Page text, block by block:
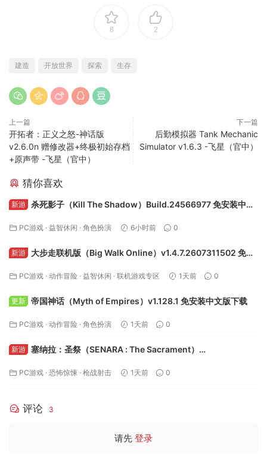
8 2
建造 开放世界 探索 生存
上一篇
开拓者：正义之怒-神话版
v2.6.0n 赠修改器+终极初始存档
+原声带 -飞星（官中）
下一篇
后勤模拟器 Tank Mechanic
Simulator v1.6.3 -飞星（官中）
猜你喜欢
新游 杀死影子（Kill The Shadow）Build.24566977 免安装中文
PC游戏 · 益智休闲 · 角色扮演 6小时前 0
新游
大步走联机版（Big Walk Online）v1.4.7.2607311502 免安
PC游戏 · 动作冒险 · 益智休闲 · 联机游戏专区 1天前 0
更新 帝国神话（Myth of Empires）v1.128.1 免安装中文版下载
PC游戏 · 动作冒险 · 角色扮演 1天前 0
新游 塞纳拉：圣祭（SENARA : The Sacrament）
PC游戏 · 恐怖惊悚 · 枪战射击 1天前 0
评论 3
请先 登录